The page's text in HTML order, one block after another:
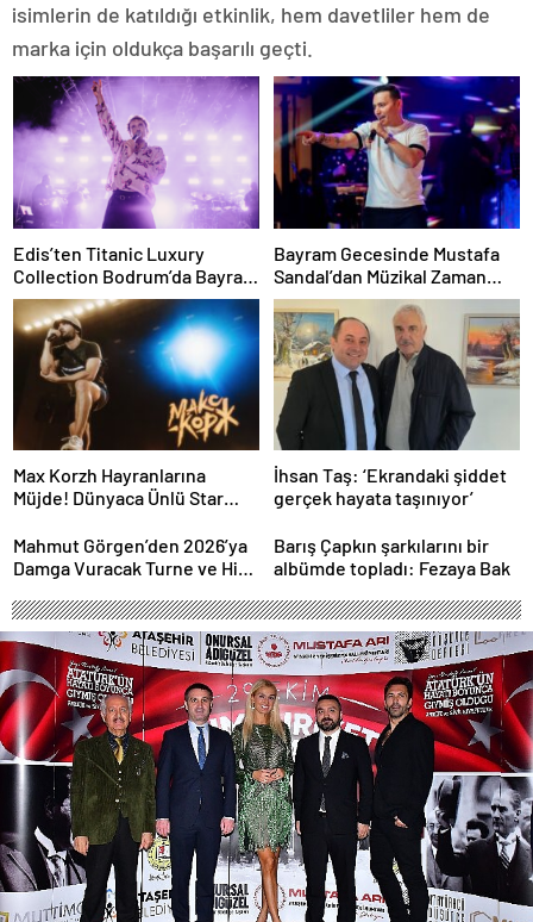
isimlerin de katıldığı etkinlik, hem davetliler hem de
marka için oldukça başarılı geçti.
Edis’ten Titanic Luxury
Collection Bodrum’da Bayram
Gecesine Damga Vuran
Performans
Bayram Gecesinde Mustafa
Sandal’dan Müzikal Zaman
Yolculuğu
Max Korzh Hayranlarına
Müjde! Dünyaca Ünlü Star
Performansla Hayranlarıyla
Buluşuyor
İhsan Taş: ‘Ekrandaki şiddet
gerçek hayata taşınıyor’
Mahmut Görgen’den 2026’ya
Damga Vuracak Turne ve Hit
Barış Çapkın şarkılarını bir
albümde topladı: Fezaya Bak